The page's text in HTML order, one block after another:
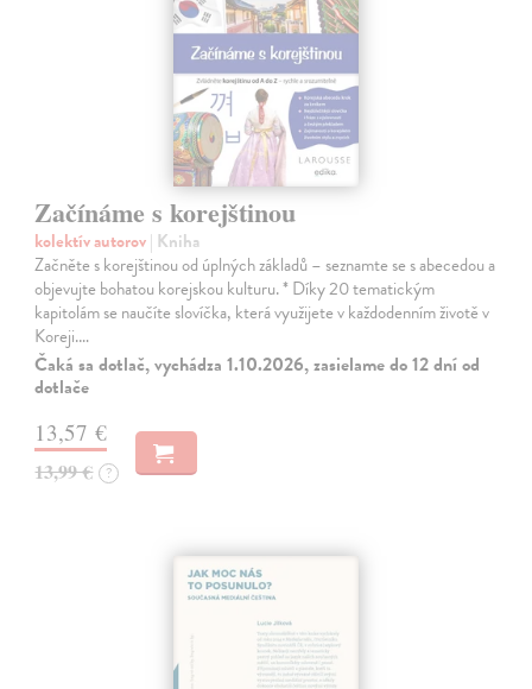
Začínáme s korejštinou
kolektív autorov| Kniha
Začněte s korejštinou od úplných základů – seznamte se s abecedou a
objevujte bohatou korejskou kulturu. * Díky 20 tematickým
kapitolám se naučíte slovíčka, která využijete v každodenním životě v
Koreji.…
Čaká sa dotlač, vychádza 1.10.2026, zasielame do 12 dní od
dotlače
13,57 €
13,99 € ?